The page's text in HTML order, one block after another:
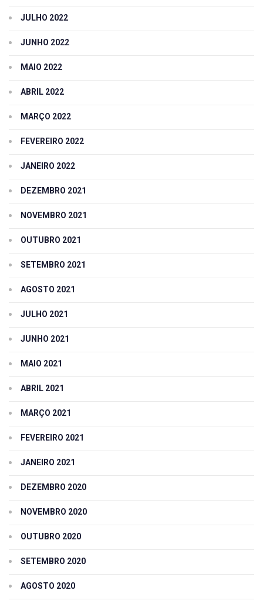
JULHO 2022
JUNHO 2022
MAIO 2022
ABRIL 2022
MARÇO 2022
FEVEREIRO 2022
JANEIRO 2022
DEZEMBRO 2021
NOVEMBRO 2021
OUTUBRO 2021
SETEMBRO 2021
AGOSTO 2021
JULHO 2021
JUNHO 2021
MAIO 2021
ABRIL 2021
MARÇO 2021
FEVEREIRO 2021
JANEIRO 2021
DEZEMBRO 2020
NOVEMBRO 2020
OUTUBRO 2020
SETEMBRO 2020
AGOSTO 2020